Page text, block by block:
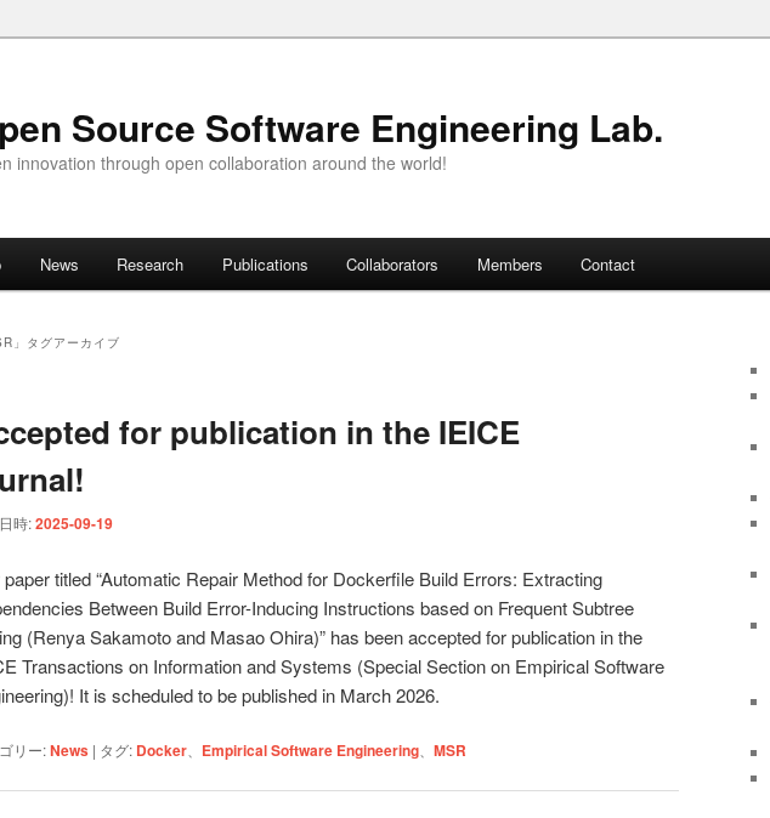
Source Software Engineering Lab.
innovation through open collaboration around the world!
News Research Publications Collaborators Members Contact
」タグアーカイブ
for publication in the IEICE
時:2025-09-19
titled “Automatic Repair Method for Dockerfile Build Errors: Extracting
Between Build Error-Inducing Instructions based on Frequent Subtree
(Renya Sakamoto and Masao Ohira)” has been accepted for publication in the
Transactions on Information and Systems (Special Section on Empirical Software
It is scheduled to be published in March 2026.
リー:News | タグ: Docker Empirical Software Engineering MSR